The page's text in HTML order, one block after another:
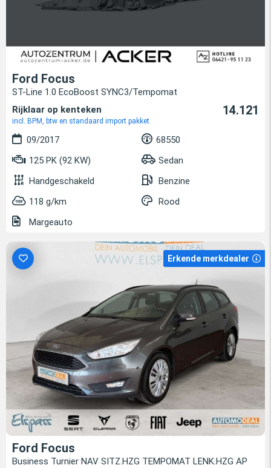
Ford Focus
ST-Line 1.0 EcoBoost SYNC3/Tempomat
Rijklaar op kenteken
incl. BPM, btw en standaard import pakket
14.121
09/2017
68550
125 PK (92 KW)
Sedan
Handgeschakeld
Benzine
118 g/km
Rood
Margeauto
Erkende merkdealer
Ford Focus
Business Turnier NAV SITZ.HZG TEMPOMAT LENK.HZG AP